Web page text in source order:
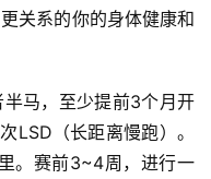
关系的你的身体健康和
马，至少提前3个月开
LSD（长距离慢跑）。
。赛前3~4周，进行一